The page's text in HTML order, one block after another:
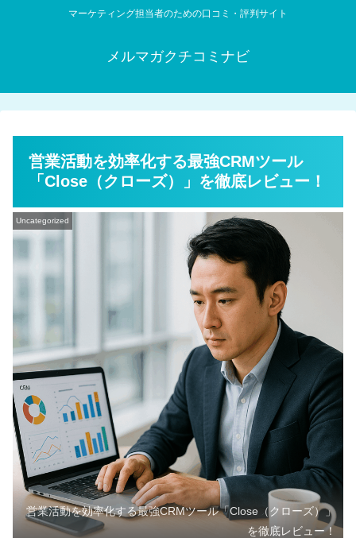
マーケティング担当者のための口コミ・評判サイト
メルマガクチコミナビ
営業活動を効率化する最強CRMツール
「Close（クローズ）」を徹底レビュー！
Uncategorized
営業活動を効率化する最強CRMツール「Close（クローズ）」
を徹底レビュー！